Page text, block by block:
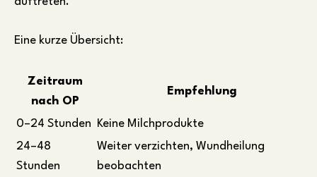
Eine kurze Übersicht:
Zeitraum
nach OP
Empfehlung
0–24 Stunden
Keine Milchprodukte
24–48
Stunden
Weiter verzichten, Wundheilung
beobachten